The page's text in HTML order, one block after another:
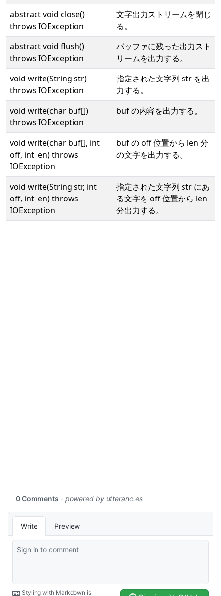
abstract void close()
throws IOException
文字出力ストリームを閉じ
る。
abstract void flush()
throws IOException
バッファに残った出力スト
リームを出力する。
void write(String str)
throws IOException
指定された文字列 str を出
力する。
void write(char buf[])
throws IOException
buf の内容を出力する。
void write(char buf[], int
off, int len) throws
IOException
buf の off 位置から len 分
の文字を出力する。
void write(String str, int
off, int len) throws
IOException
指定された文字列 str にあ
る文字を off 位置から len
分出力する。